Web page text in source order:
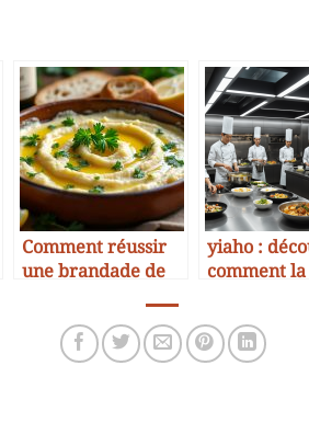
Comment réussir
une brandade de
yiaho :
comment la
révolutionne
gastronomie
2025